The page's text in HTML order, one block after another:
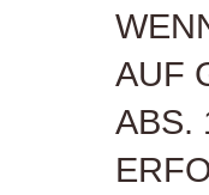
AUF
ABS.